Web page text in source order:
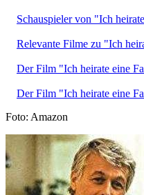
Schauspieler von "Ich
Relevante Filme zu "Ich
Der Film "Ich heirate eine
Der Film "Ich heirate eine
Foto: Amazon